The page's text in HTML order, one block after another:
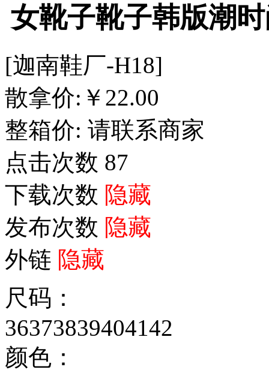
女靴子靴子韩版潮
[迦南鞋厂-H18]
散拿价: ￥ 22.00
整箱价: 请联系商家
点击次数 87
下载次数 隐藏
发布次数 隐藏
外链 隐藏
尺码：
36373839404142
颜色：